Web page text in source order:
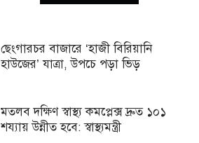
ছেংগারচর বাজারে ‘হাজী বিরিয়ানি
হাউজের’ যাত্রা, উপচে পড়া ভিড়
মতলব দক্ষিণ স্বাস্থ্য কমপ্লেক্স দ্রুত ১০১
শয্যায় উন্নীত হবে: স্বাস্থ্যমন্ত্রী